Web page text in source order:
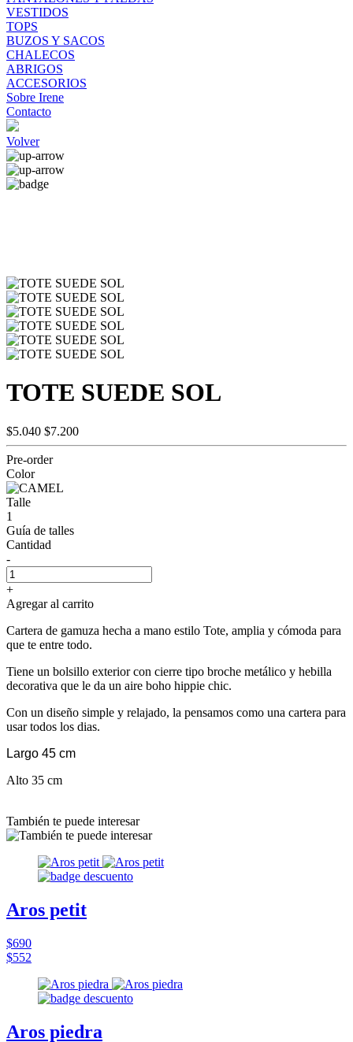
VESTIDOS
TOPS
BUZOS Y SACOS
CHALECOS
ABRIGOS
ACCESORIOS
Sobre Irene
Contacto
Volver
TOTE SUEDE SOL
$5.040 $7.200
Pre-order
Color
Talle
1
Guía de talles
Cantidad
-
+
Agregar al carrito
Cartera de gamuza hecha a mano estilo Tote, amplia y cómoda para
que te entre todo.
Tiene un bolsillo exterior con cierre tipo broche metálico y hebilla
decorativa que le da un aire boho hippie chic.
Con un diseño simple y relajado, la pensamos como una cartera para
usar todos los dias.
Largo 45 cm
Alto 35 cm
También te puede interesar
Aros petit
$690
$552
Aros piedra